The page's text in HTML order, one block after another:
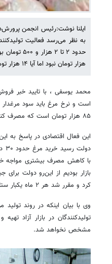
ایلنا نوشت:رئیس انجمن
هزار تومان نبود اما آیا ۱۴ هزار تومان منطقی است؟
۸۵ هزار تومان است که مصرف کنندگان نیز توان خرید داشته باشند.
با کاهش مصرف بیشتری مواجه
کرد و مقرر شد هر ۲ ماه یکبار ستاد تنظیم بازار قیمت تمام شده محصولات بررسی شود.
وی با بیان اینکه در روند تولید
تولیدکنندگان در بازار آزاد
مشخص نخواهد شد.